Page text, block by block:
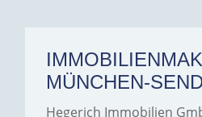
MÜNCHEN-
Hegerich Immobilien